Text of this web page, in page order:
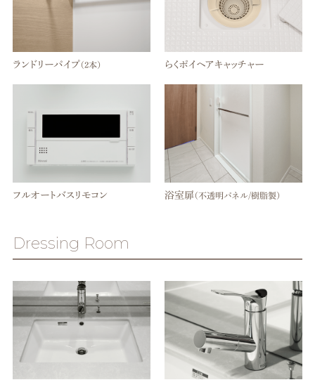
ランドリーパイプ（2本） らくポイヘアキャッチャー
フルオートバスリモコン 浴室扉 （不透明パネル/樹脂製）
Dressing Room